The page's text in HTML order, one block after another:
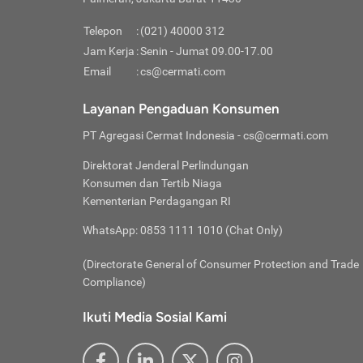
rendah
Jika
Kredit
Telepon :(021) 40000 312
Jam Kerja :Senin - Jumat 09.00-17.00
Email
:cs@cermati.com
Layanan Pengaduan Konsumen
PT Agregasi Cermat Indonesia - cs@cermati.com
Direktorat Jenderal Perlindungan
Konsumen dan Tertib Niaga
Kementerian Perdagangan RI
WhatsApp: 0853 1111 1010 (Chat Only)
(Directorate General of Consumer Protection and Trade
Compliance)
Ikuti Media Sosial Kami